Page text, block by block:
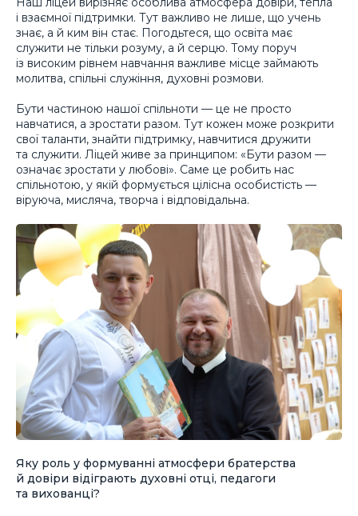
і взаємної підтримки. Тут важливо не лише, що учень
знає, а й ким він стає. Погодьтеся, що освіта має
служити не тільки розуму, а й серцю. Тому поруч
із високим рівнем навчання важливе місце займають
молитва, спільні служіння, духовні розмови.
Бути частиною нашої спільноти — це не просто
навчатися, а зростати разом. Тут кожен може розкрити
свої таланти, знайти підтримку, навчитися дружити
та служити. Ліцей живе за принципом: «Бути разом —
означає зростати у любові». Саме це робить нас
спільнотою, у якій формується цілісна особистість —
віруюча, мисляча, творча і відповідальна.
Яку роль у формуванні атмосфери братерства
й довіри відіграють духовні отці, педагоги
та вихованці?